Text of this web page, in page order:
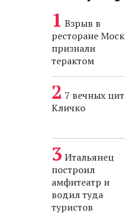
Взрыв в
ресторане
признали
терактом
7 вечных
Кличко
Итальянец
построил
амфитеатр и
водил туда
туристов